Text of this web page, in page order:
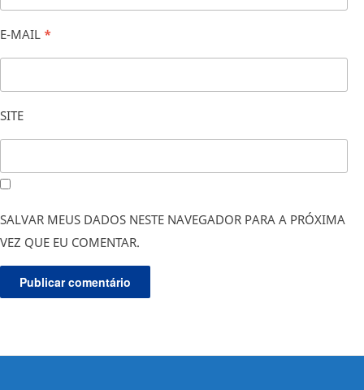
E-MAIL *
SITE
SALVAR MEUS DADOS NESTE NAVEGADOR PARA A PRÓXIMA
VEZ QUE EU COMENTAR.